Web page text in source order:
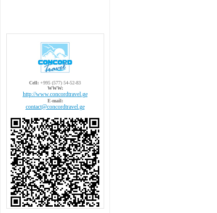
Cell: +995 (577) 54-52-83
WWW:
http://www.concordtravel.ge
E-mail:
contact@concordtravel.ge